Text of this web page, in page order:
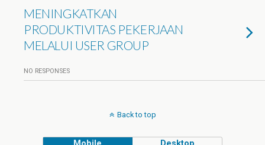
MENINGKATKAN
PRODUKTIVITAS PEKERJAAN
MELALUI USER GROUP
NO RESPONSES
Back to top